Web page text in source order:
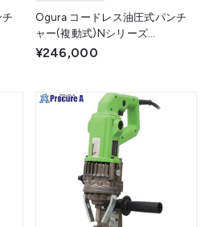
Ogura コードレス油圧式パンチ
ャー(複動式)Nシリーズ
¥246,000